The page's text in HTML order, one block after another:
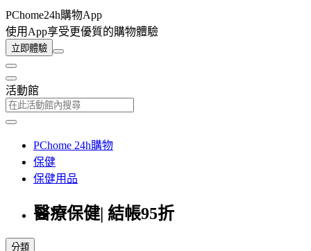
PChome24h購物App
使用App享受更優質的購物體驗
立即體驗
活動館
PChome 24h購物
保健
保健用品
醫療保健| 結帳95折
分類